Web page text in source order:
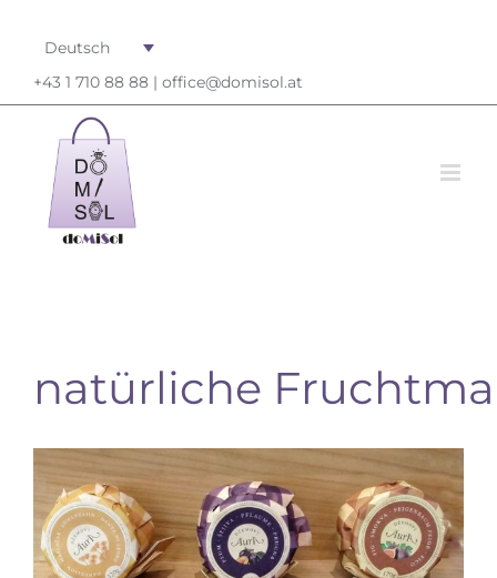
Deutsch
+43 1 710 88 88 | office@domisol.at
natürliche